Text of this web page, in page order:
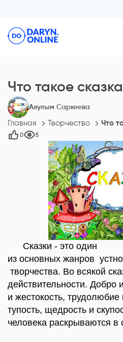
Что такое
Аяулым Саркеева
Главная Творчество Что
0 5
Сказки - это один
из основных жанров
творчества. Во всякой
действительности. Добро
и жестокость, трудолюбие
тупость, щедрость и
человека раскрываются в